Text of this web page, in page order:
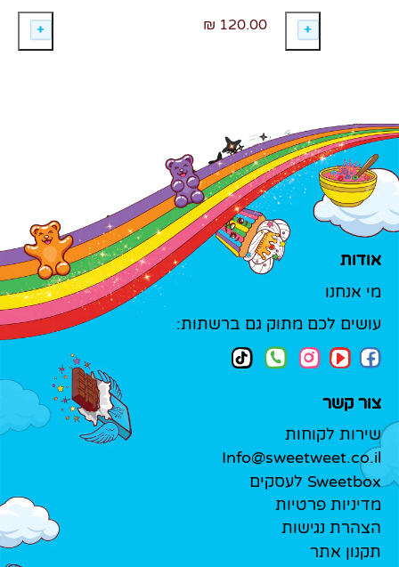
120.00 ₪
אודות
מי אנחנו
עושים לכם מתוק גם ברשתות:
צור קשר
שירות לקוחות
Info@sweetweet.co.il
Sweetbox לעסקים
מדיניות פרטיות
הצהרת נגישות
תקנון אתר